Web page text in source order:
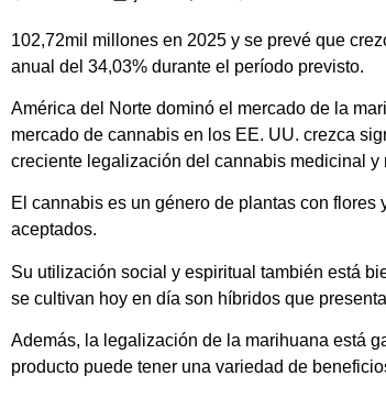
102,72mil millones en 2025 y se prevé que
anual del 34,03% durante el período previsto.
América del Norte dominó el mercado de la
mercado de cannabis en los EE. UU. crezca
creciente legalización del cannabis medicinal
El cannabis es un género de plantas con
aceptados.
Su utilización social y espiritual también está
se cultivan hoy en día son híbridos que
Además, la legalización de la marihuana está
producto puede tener una variedad de